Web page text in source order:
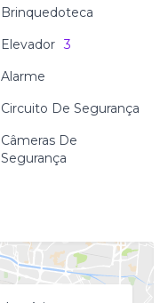
Brinquedoteca
Elevador 3
Alarme
Circuito De Segurança
Câmeras De
Segurança